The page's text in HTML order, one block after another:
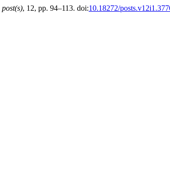
post(s), 12, pp. 94–113. doi:10.18272/